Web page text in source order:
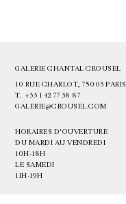
GALERIE CHANTAL CROUSEL
10 RUE CHARLOT, 75003 PARIS
T. +33 1 42 77 38 87
GALERIE@CROUSEL.COM
HORAIRES D'OUVERTURE
DU MARDI AU VENDREDI
10H-18H
LE SAMEDI
11H-19H